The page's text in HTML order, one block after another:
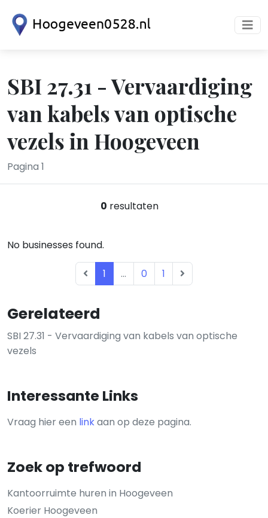
SBI 27.31 - Vervaardiging
van kabels van optische
vezels in Hoogeveen
Pagina 1
Gerelateerd
SBI 27.31 - Vervaardiging van kabels van optische
vezels
Interessante Links
Vraag hier een linkaan op deze pagina.
Zoek op trefwoord
Kantoorruimte huren in Hoogeveen
Koerier Hoogeveen
0 resultaten
No businesses found.
1 ... 0 1